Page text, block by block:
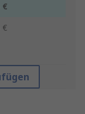
€
€